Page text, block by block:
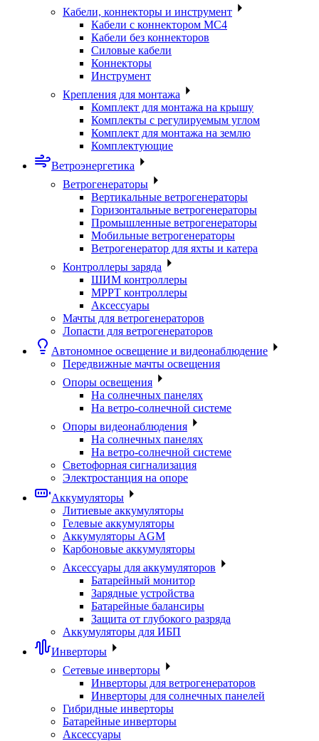
Кабели, коннекторы и инструмент
Кабели с коннектором МС4
Кабели без коннекторов
Силовые кабели
Коннекторы
Инструмент
Крепления для монтажа
Комплект для монтажа на крышу
Комплекты с регулируемым углом
Комплект для монтажа на землю
Комплектующие
Ветроэнергетика
Ветрогенераторы
Вертикальные ветрогенераторы
Горизонтальные ветрогенераторы
Промышленные ветрогенераторы
Мобильные ветрогенераторы
Ветрогенератор для яхты и катера
Контроллеры заряда
ШИМ контроллеры
МРРТ контроллеры
Аксессуары
Мачты для ветрогенераторов
Лопасти для ветрогенераторов
Автономное освещение и видеонаблюдение
Передвижные мачты освещения
Опоры освещения
На солнечных панелях
На ветро-солнечной системе
Опоры видеонаблюдения
На солнечных панелях
На ветро-солнечной системе
Светофорная сигнализация
Электростанция на опоре
Аккумуляторы
Литиевые аккумуляторы
Гелевые аккумуляторы
Аккумуляторы AGM
Карбоновые аккумуляторы
Аксессуары для аккумуляторов
Батарейный монитор
Зарядные устройства
Батарейные балансиры
Защита от глубокого разряда
Аккумуляторы для ИБП
Инверторы
Сетевые инверторы
Инверторы для ветрогенераторов
Инверторы для солнечных панелей
Гибридные инверторы
Батарейные инверторы
Аксессуары